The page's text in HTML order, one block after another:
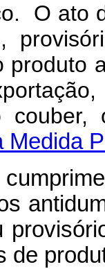
O ato
produto
couber,
de